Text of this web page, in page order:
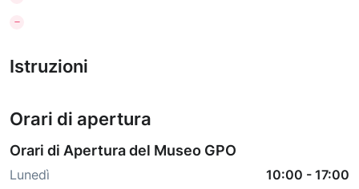
Istruzioni
Orari di apertura
Orari di Apertura del Museo GPO
Lunedì 10:00 - 17:00